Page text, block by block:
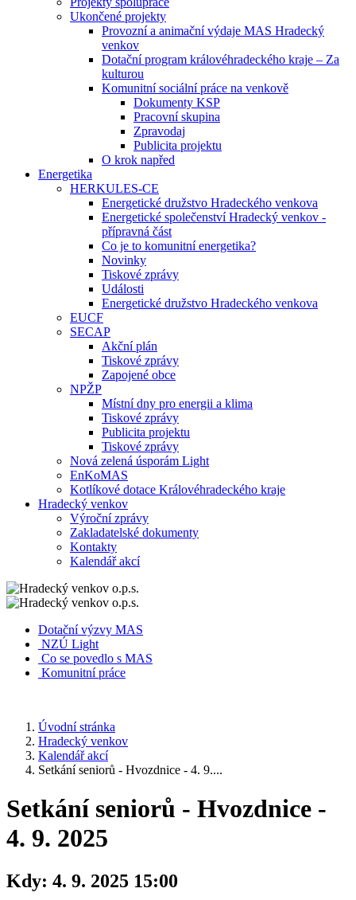
Ukončené projekty
Provozní a animační výdaje MAS Hradecký
venkov
Dotační program královéhradeckého kraje – Za
kulturou
Komunitní sociální práce na venkově
Dokumenty KSP
Pracovní skupina
Zpravodaj
Publicita projektu
O krok napřed
Energetika
HERKULES-CE
Energetické družstvo Hradeckého venkova
Energetické společenství Hradecký venkov -
přípravná část
Co je to komunitní energetika?
Novinky
Tiskové zprávy
Události
Energetické družstvo Hradeckého venkova
EUCF
SECAP
Akční plán
Tiskové zprávy
Zapojené obce
NPŽP
Místní dny pro energii a klima
Tiskové zprávy
Publicita projektu
Tiskové zprávy
Nová zelená úsporám Light
EnKoMAS
Kotlíkové dotace Královéhradeckého kraje
Hradecký venkov
Výroční zprávy
Zakladatelské dokumenty
Kontakty
Kalendář akcí
Dotační výzvy MAS
NZÚ Light
Co se povedlo s MAS
Komunitní práce
Úvodní stránka
Hradecký venkov
Kalendář akcí
Setkání seniorů - Hvozdnice - 4. 9....
Setkání seniorů - Hvozdnice -
4. 9. 2025
Kdy: 4. 9. 2025 15:00